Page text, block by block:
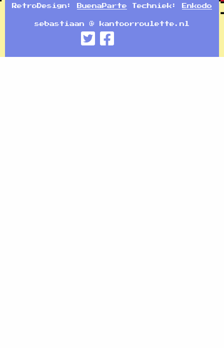
RetroDesign: BuenaParte Techniek: Enkodo
sebastiaan @ kantoorroulette.nl